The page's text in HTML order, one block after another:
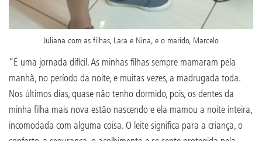
Juliana com as filhas, Lara e Nina, e o marido, Marcelo
“É uma jornada difícil. As minhas filhas sempre mamaram pela
manhã, no período da noite, e muitas vezes, a madrugada toda.
Nos últimos dias, quase não tenho dormido, pois, os dentes da
minha filha mais nova estão nascendo e ela mamou a noite inteira,
incomodada com alguma coisa. O leite significa para a criança, o